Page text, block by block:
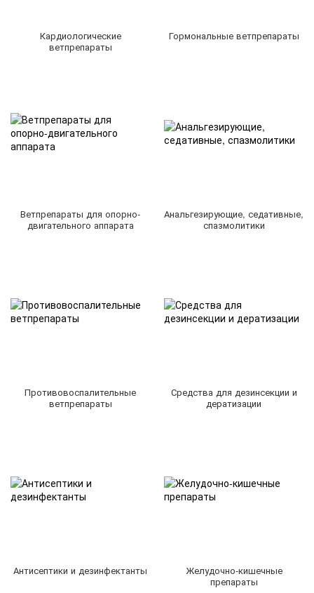
Кардиологические
ветпрепараты
Гормональные ветпрепараты
Ветпрепараты для опорно-
двигательного аппарата
Анальгезирующие, седативные,
спазмолитики
Противовоспалительные
ветпрепараты
Средства для дезинсекции и
дератизации
Антисептики и дезинфектанты
Желудочно-кишечные
препараты